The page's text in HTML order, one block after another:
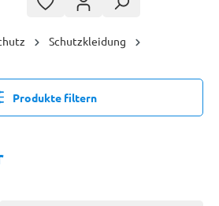
Schutzkleidung
Produkte filtern